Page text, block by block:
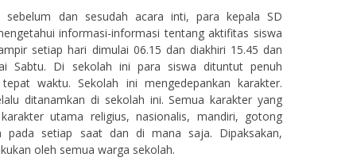
dan sesudah acara inti, para kepala SD
informasi-informasi tentang aktifitas siswa
setiap hari dimulai 06.15 dan diakhiri 15.45 dan
Sabtu. Di sekolah ini para siswa dituntut penuh
waktu. Sekolah ini mengedepankan karakter.
ditanamkan di sekolah ini. Semua karakter yang
utama religius, nasionalis, mandiri, gotong
pada setiap saat dan di mana saja. Dipaksakan,
oleh semua warga sekolah.